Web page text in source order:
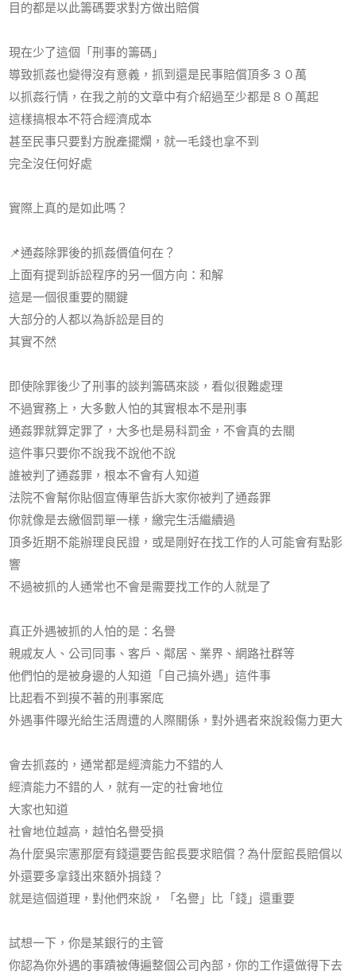
目的都是以此籌碼要求對方做出賠償
現在少了這個「刑事的籌碼」
導致抓姦也變得沒有意義，抓到還是民事賠償頂多３０萬
以抓姦行情，在我之前的文章中有介紹過至少都是８０萬起
這樣搞根本不符合經濟成本
甚至民事只要對方脫產擺爛，就一毛錢也拿不到
完全沒任何好處
實際上真的是如此嗎？
📌通姦除罪後的抓姦價值何在？
上面有提到訴訟程序的另一個方向：和解
這是一個很重要的關鍵
大部分的人都以為訴訟是目的
其實不然
即使除罪後少了刑事的談判籌碼來談，看似很難處理
不過實務上，大多數人怕的其實根本不是刑事
通姦罪就算定罪了，大多也是易科罰金，不會真的去關
這件事只要你不說我不說他不說
誰被判了通姦罪，根本不會有人知道
法院不會幫你貼個宣傳單告訴大家你被判了通姦罪
你就像是去繳個罰單一樣，繳完生活繼續過
頂多近期不能辦理良民證，或是剛好在找工作的人可能會有點影
響
不過被抓的人通常也不會是需要找工作的人就是了
真正外遇被抓的人怕的是：名譽
親戚友人、公司同事、客戶、鄰居、業界、網路社群等
他們怕的是被身邊的人知道「自己搞外遇」這件事
比起看不到摸不著的刑事案底
外遇事件曝光給生活周遭的人際關係，對外遇者來說殺傷力更大
會去抓姦的，通常都是經濟能力不錯的人
經濟能力不錯的人，就有一定的社會地位
大家也知道
社會地位越高，越怕名譽受損
為什麼吳宗憲那麼有錢還要告館長要求賠償？為什麼館長賠償以
外還要多拿錢出來額外捐錢？
就是這個道理，對他們來說，「名譽」比「錢」還重要
試想一下，你是某銀行的主管
你認為你外遇的事蹟被傳遍整個公司內部，你的工作還做得下去